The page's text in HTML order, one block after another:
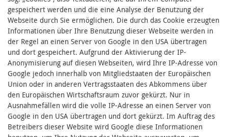
gespeichert werden und die eine Analyse der Benutzung der
Webseite durch Sie ermöglichen. Die durch das Cookie erzeugten
Informationen über Ihre Benutzung dieser Webseite werden in
der Regel an einen Server von Google in den USA übertragen
und dort gespeichert. Aufgrund der Aktivierung der IP-
Anonymisierung auf diesen Webseiten, wird Ihre IP-Adresse von
Google jedoch innerhalb von Mitgliedstaaten der Europäischen
Union oder in anderen Vertragsstaaten des Abkommens über
den Europäischen Wirtschaftsraum zuvor gekürzt. Nur in
Ausnahmefällen wird die volle IP-Adresse an einen Server von
Google in den USA übertragen und dort gekürzt. Im Auftrag des
Betreibers dieser Website wird Google diese Informationen